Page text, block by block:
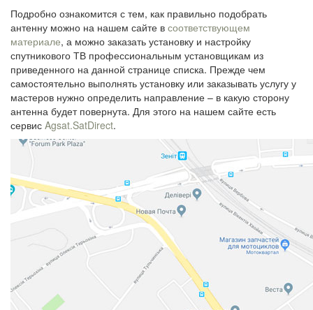
Подробно ознакомится с тем, как правильно подобрать
антенну можно на нашем сайте в соответствующем
материале, а можно заказать установку и настройку
спутникового ТВ профессиональным установщикам из
приведенного на данной странице списка. Прежде чем
самостоятельно выполнять установку или заказывать услугу у
мастеров нужно определить направление – в какую сторону
антенна будет повернута. Для этого на нашем сайте есть
сервис Agsat.SatDirect.